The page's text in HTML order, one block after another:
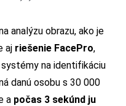
analýzu obrazu, ako je
aj riešenie FacePro,
na identifikáciu
danú osobu s 30 000
a počas 3 sekúnd ju